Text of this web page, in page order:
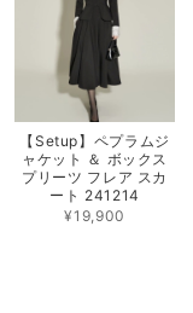
【Setup】ペプラムジ
ャケット ＆ ボックス
プリーツ フレア スカ
ート 241214
¥19,900